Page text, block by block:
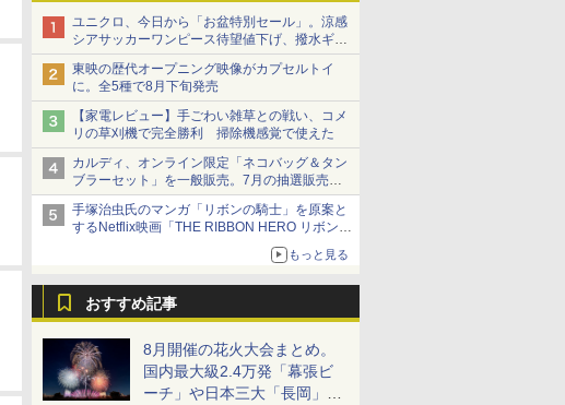
ユニクロ、今日から「お盆特別セール」。涼感
シアサッカーワンピース待望値下げ、撥水ギア
ショーツは1990円に
東映の歴代オープニング映像がカプセルトイ
に。全5種で8月下旬発売
【家電レビュー】手ごわい雑草との戦い、コメ
リの草刈機で完全勝利 掃除機感覚で使えた
カルディ、オンライン限定「ネコバッグ＆タン
ブラーセット」を一般販売。7月の抽選販売の
当選無効分
手塚治虫氏のマンガ「リボンの騎士」を原案と
するNetflix映画「THE RIBBON HERO リボンヒ
もっと見る
おすすめ記事
8月開催の花火大会まとめ。
国内最大級2.4万発「幕張ビ
ーチ」や日本三大「長岡」な